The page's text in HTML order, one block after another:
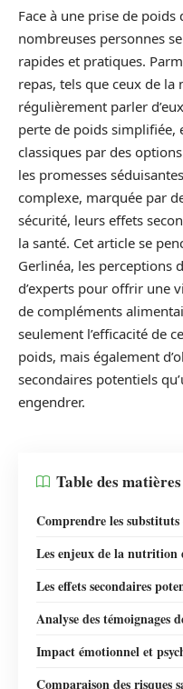
Face à une prise de
nombreuses personnes
rapides et pratiques.
repas, tels que ceux de la
régulièrement parler
perte de poids simplifiée,
classiques par des
les promesses
complexe, marquée par
sécurité, leurs effets
la santé. Cet article se
Gerlinéa, les perceptions
d’experts pour offrir une
de compléments
seulement l’efficacité de
poids, mais également
secondaires potentiels
engendrer.
Table des matières
Comprendre les
Les enjeux de la nutrition
Les effets secondaires
Analyse des témoignages
Impact émotionnel et
Comparaison des risques